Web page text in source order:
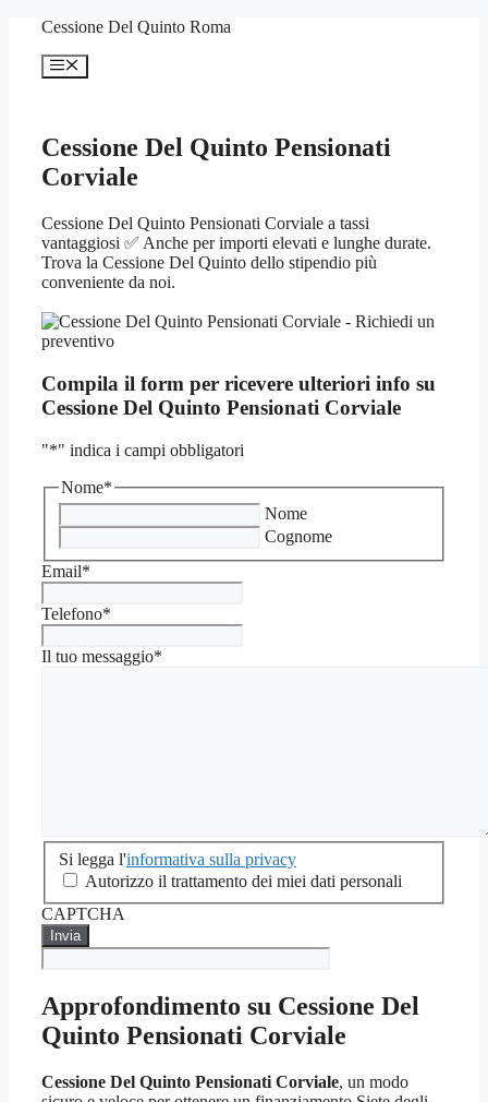
contenuto
Cessione Del Quinto Roma
Menu
Cessione Del Quinto Pensionati
Corviale
Cessione Del Quinto Pensionati Corviale a tassi
vantaggiosi ✅ Anche per importi elevati e lunghe durate.
Trova la Cessione Del Quinto dello stipendio più
conveniente da noi.
Compila il form per ricevere ulteriori info su
Cessione Del Quinto Pensionati Corviale
"*" indica i campi obbligatori
Nome*
Nome
Cognome
Email*
Telefono*
Il tuo messaggio*
Si
legga
sulla
privacy
Si legga l'informativa sulla privacy
Autorizzo il trattamento dei miei dati personali
CAPTCHA
Approfondimento su Cessione Del
Quinto Pensionati Corviale
Cessione Del Quinto Pensionati Corviale, un modo